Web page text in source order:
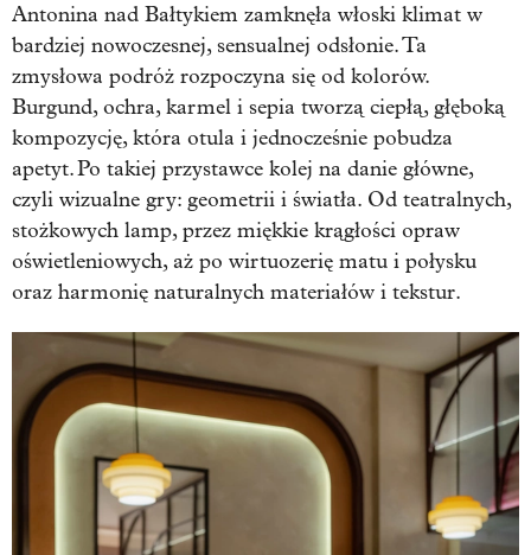
Antonina nad Bałtykiem zamknęła włoski klimat w
bardziej nowoczesnej, sensualnej odsłonie. Ta
zmysłowa podróż rozpoczyna się od kolorów.
Burgund, ochra, karmel i sepia tworzą ciepłą, głęboką
kompozycję, która otula i jednocześnie pobudza
apetyt. Po takiej przystawce kolej na danie główne,
czyli wizualne gry: geometrii i światła. Od teatralnych,
stożkowych lamp, przez miękkie krągłości opraw
oświetleniowych, aż po wirtuozerię matu i połysku
oraz harmonię naturalnych materiałów i tekstur.